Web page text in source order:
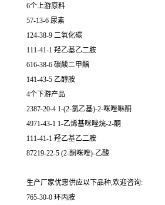
6个上游原料
57-13-6 尿素
124-38-9 二氧化碳
111-41-1 羟乙基乙二胺
616-38-6 碳酸二甲酯
141-43-5 乙醇胺
4个下游产品
2387-20-4 1-(2-氯乙基)-2-咪唑啉酮
4971-43-1 1-乙烯基咪唑烷-2-酮
111-41-1 羟乙基乙二胺
87219-22-5 (2-酮咪唑)-乙酸
生产厂家优惠供应以下品种,欢迎咨询:
765-30-0 环丙胺